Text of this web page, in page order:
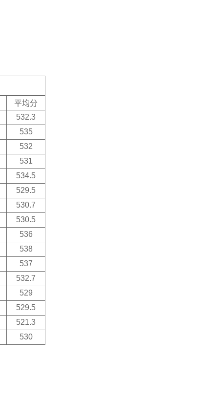
平均分
532.3
535
532
531
534.5
529.5
530.7
530.5
536
538
537
532.7
529
529.5
521.3
530